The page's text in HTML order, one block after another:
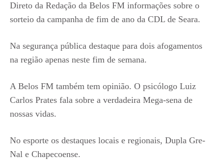
Direto da Redação da Belos FM informações sobre o
sorteio da campanha de fim de ano da CDL de Seara.
Na segurança pública destaque para dois afogamentos
na região apenas neste fim de semana.
A Belos FM também tem opinião. O psicólogo Luiz
Carlos Prates fala sobre a verdadeira Mega-sena de
nossas vidas.
No esporte os destaques locais e regionais, Dupla Gre-
Nal e Chapecoense.